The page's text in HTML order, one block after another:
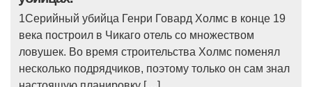
1Серийный убийца Генри Говард Холмс в конце 19
века построил в Чикаго отель со множеством
ловушек. Во время строительства Холмс поменял
несколько подрядчиков, поэтому только он сам знал